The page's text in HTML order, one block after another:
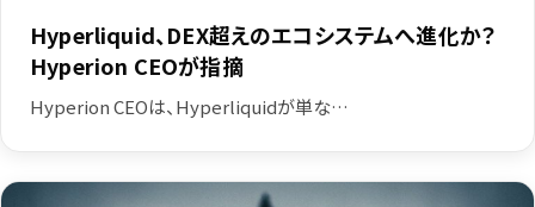
Hyperliquid、DEX超えのエコシステムへ進化か？
Hyperion CEOが指摘
Hyperion CEOは、Hyperliquidが単な…